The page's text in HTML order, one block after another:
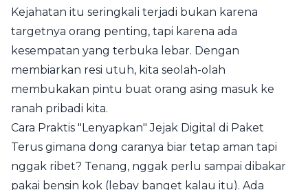
Kejahatan itu seringkali terjadi bukan karena
targetnya orang penting, tapi karena ada
kesempatan yang terbuka lebar. Dengan
membiarkan resi utuh, kita seolah-olah
membukakan pintu buat orang asing masuk ke
ranah pribadi kita.
Cara Praktis "Lenyapkan" Jejak Digital di Paket
Terus gimana dong caranya biar tetap aman tapi
nggak ribet? Tenang, nggak perlu sampai dibakar
pakai bensin kok (lebay banget kalau itu). Ada